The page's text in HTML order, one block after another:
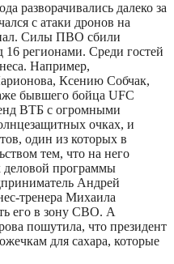
разворачивались далеко за
с атаки дронов на
Силы ПВО сбили
16 регионами. Среди гостей
Например,
Ксению Собчак,
бывшего бойца UFC
ВТБ с огромными
очках, и
один из которых в
тем, что на него
деловой программы
Андрей
тренера Михаила
его в зону СВО. А
пошутила, что президент
для сахара, которые